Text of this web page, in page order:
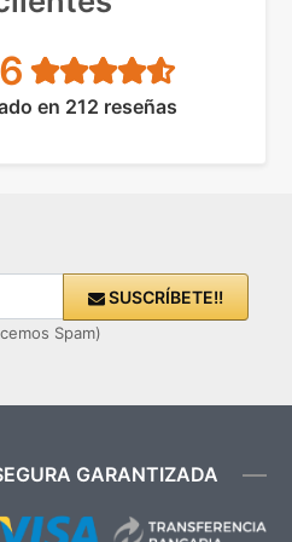
en 212 reseñas
SUSCRÍBETE!!
Spam)
GARANTIZADA